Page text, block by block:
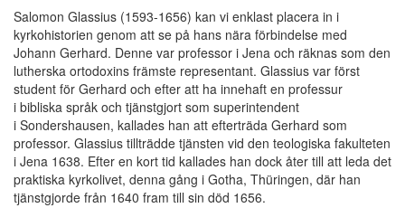
Salomon Glassius (1593-1656) kan vi enklast placera in i
kyrkohistorien genom att se på hans nära förbindelse med
Johann Gerhard. Denne var professor i Jena och räknas som den
lutherska ortodoxins främste representant. Glassius var först
student för Gerhard och efter att ha innehaft en professur
i bibliska språk och tjänstgjort som superintendent
i Sondershausen, kallades han att efterträda Gerhard som
professor. Glassius tillträdde tjänsten vid den teologiska fakulteten
i Jena 1638. Efter en kort tid kallades han dock åter till att leda det
praktiska kyrkolivet, denna gång i Gotha, Thüringen, där han
tjänstgjorde från 1640 fram till sin död 1656.